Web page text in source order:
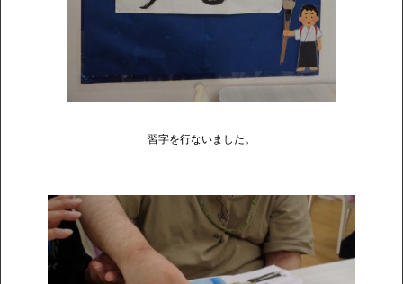
習字を行ないました。